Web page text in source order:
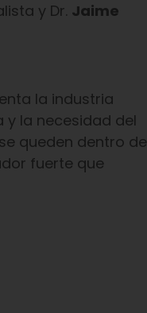
y Dr. Jaime
la industria
la necesidad del
queden dentro de
fuerte que